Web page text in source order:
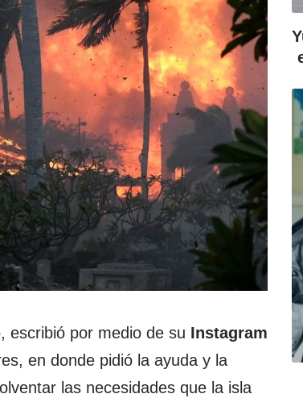
escribió por medio de su Instagram
en donde pidió la ayuda y la
las necesidades que la isla